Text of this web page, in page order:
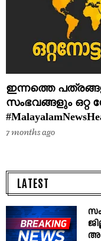
ഇന്നത്തെ
സംഭവങ്ങളും ഒറ്റ
7 months ago
LATEST